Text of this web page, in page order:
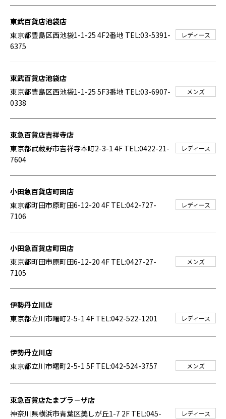
東武百貨店池袋店
東京都豊島区西池袋1-1-25 4F2番地 TEL:03-5391-
6375
レディース
東武百貨店池袋店
東京都豊島区西池袋1-1-25 5F3番地 TEL:03-6907-
0338
メンズ
東急百貨店吉祥寺店
東京都武蔵野市吉祥寺本町2-3-1 4F TEL:0422-21-
7604
レディース
小田急百貨店町田店
東京都町田市原町田6-12-20 4F TEL:042-727-
7106
レディース
小田急百貨店町田店
東京都町田市原町田6-12-20 4F TEL:0427-27-
7105
メンズ
伊勢丹立川店
東京都立川市曙町2-5-1 4F TEL:042-522-1201 レディース
伊勢丹立川店
東京都立川市曙町2-5-1 5F TEL:042-524-3757 メンズ
東急百貨店たまプラ－ザ店
神奈川県横浜市青葉区美しが丘1-7 2F TEL:045-
レディース